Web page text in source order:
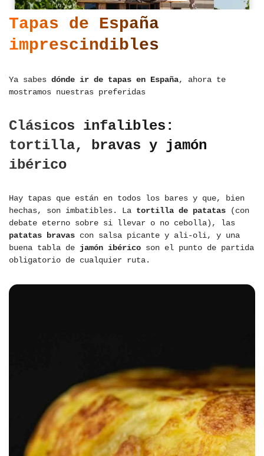
Tapas de España
imprescindibles
Ya sabes dónde ir de tapas en España, ahora te
mostramos nuestras preferidas
Clásicos infalibles:
tortilla, bravas y jamón
ibérico
Hay tapas que están en todos los bares y que, bien
hechas, son imbatibles. La tortilla de patatas (con
debate eterno sobre si llevar o no cebolla), las
patatas bravas con salsa picante y ali-oli, y una
buena tabla de jamón ibérico son el punto de partida
obligatorio de cualquier ruta.